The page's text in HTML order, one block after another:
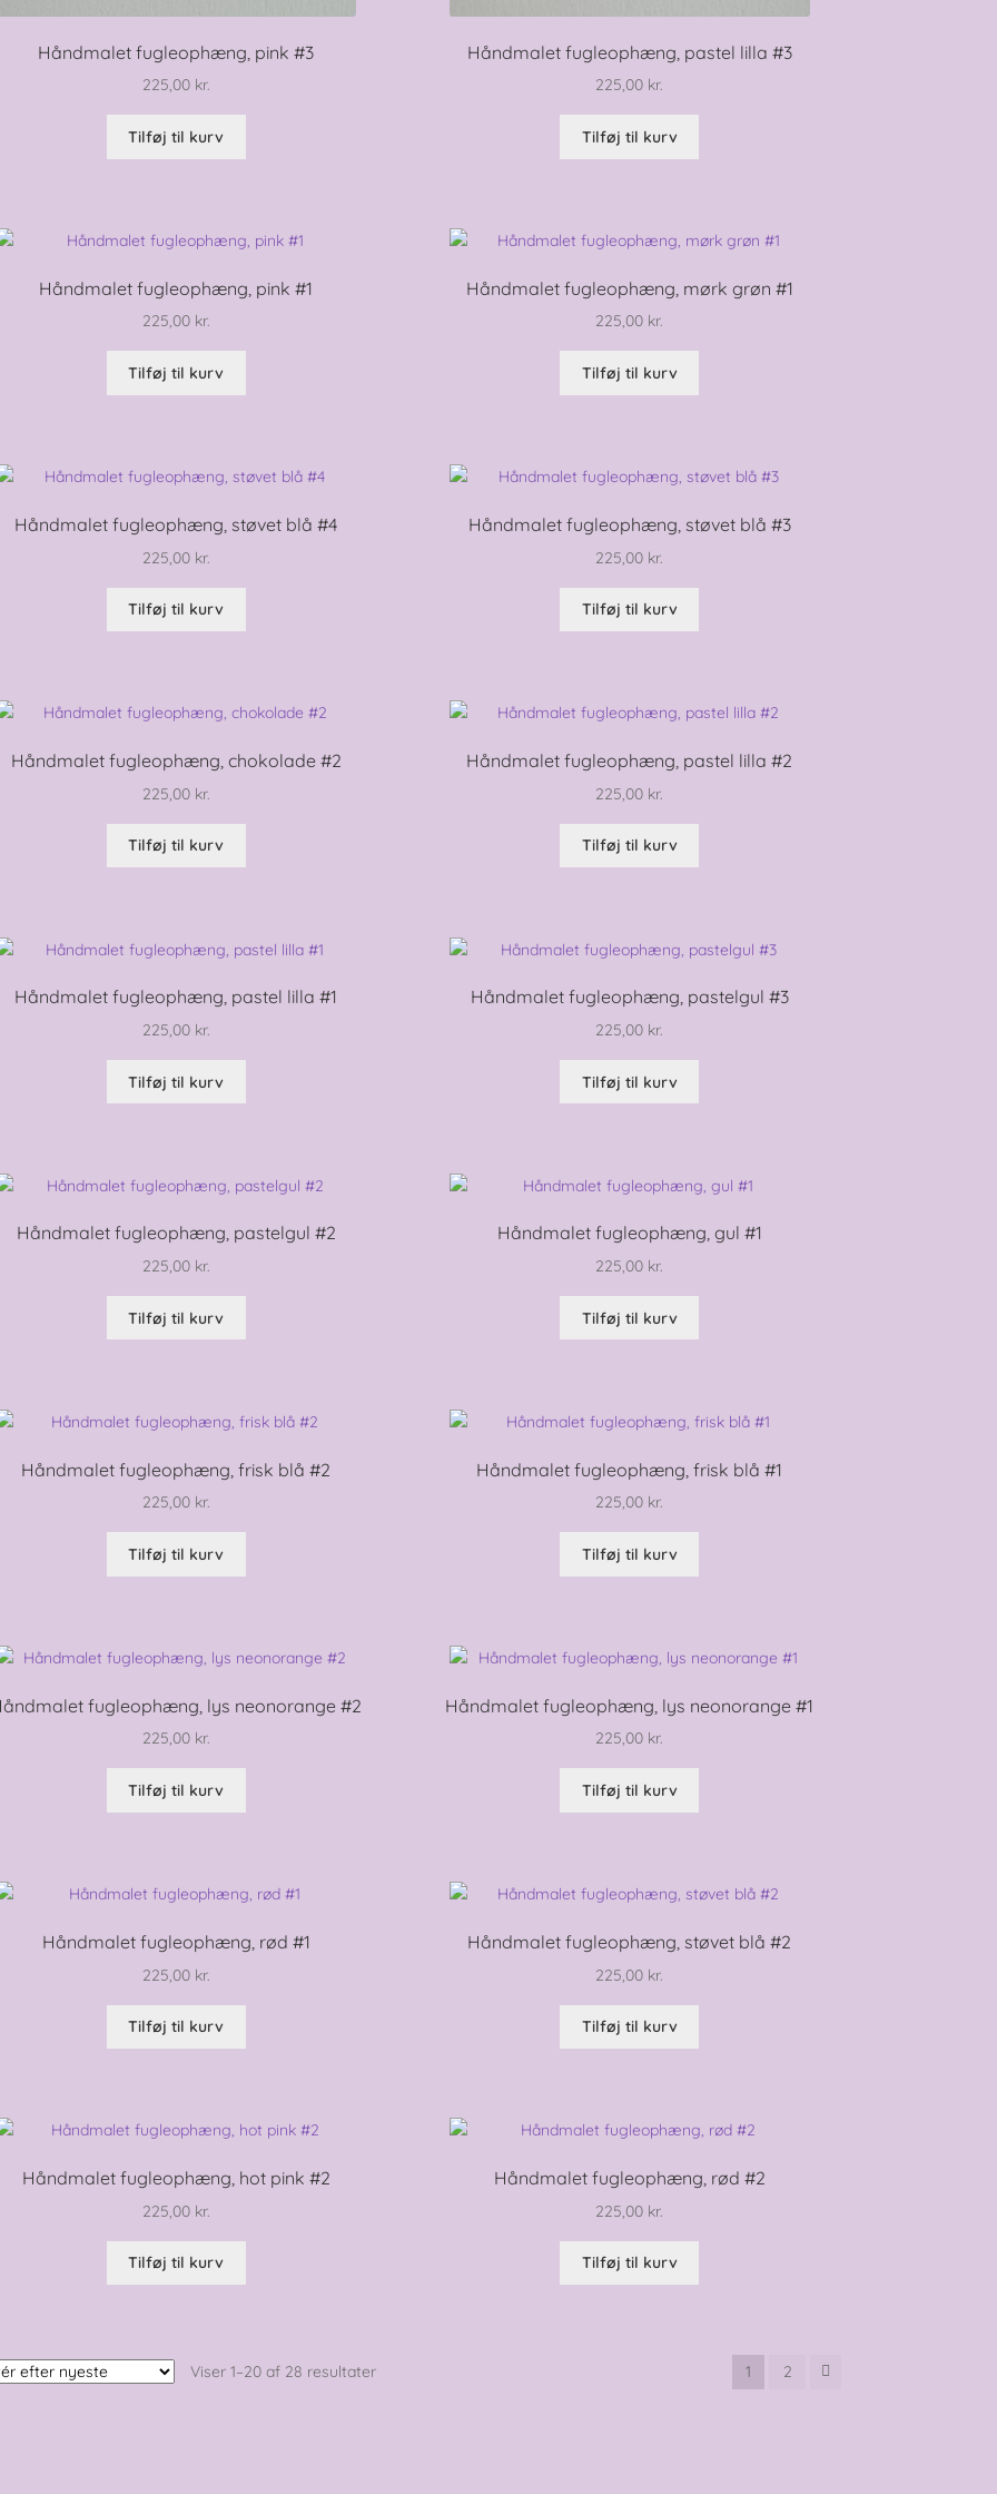
Håndmalet fugleophæng, pink #3
225,00 kr.
Tilføj til kurv
Håndmalet fugleophæng, pastel lilla #3
225,00 kr.
Tilføj til kurv
Håndmalet fugleophæng, pink #1
225,00 kr.
Tilføj til kurv
Håndmalet fugleophæng, mørk grøn #1
225,00 kr.
Tilføj til kurv
Håndmalet fugleophæng, støvet blå #4
225,00 kr.
Tilføj til kurv
Håndmalet fugleophæng, støvet blå #3
225,00 kr.
Tilføj til kurv
Håndmalet fugleophæng, chokolade #2
225,00 kr.
Tilføj til kurv
Håndmalet fugleophæng, pastel lilla #2
225,00 kr.
Tilføj til kurv
Håndmalet fugleophæng, pastel lilla #1
225,00 kr.
Tilføj til kurv
Håndmalet fugleophæng, pastelgul #3
225,00 kr.
Tilføj til kurv
Håndmalet fugleophæng, pastelgul #2
225,00 kr.
Tilføj til kurv
Håndmalet fugleophæng, gul #1
225,00 kr.
Tilføj til kurv
Håndmalet fugleophæng, frisk blå #2
225,00 kr.
Tilføj til kurv
Håndmalet fugleophæng, frisk blå #1
225,00 kr.
Tilføj til kurv
fugleophæng, lys neonorange #2
225,00 kr.
Tilføj til kurv
Håndmalet fugleophæng, lys neonorange #1
225,00 kr.
Tilføj til kurv
Håndmalet fugleophæng, rød #1
225,00 kr.
Tilføj til kurv
Håndmalet fugleophæng, støvet blå #2
225,00 kr.
Tilføj til kurv
Håndmalet fugleophæng, hot pink #2
225,00 kr.
Tilføj til kurv
Håndmalet fugleophæng, rød #2
225,00 kr.
Tilføj til kurv
Viser 1–20 af 28 resultaterSorteret
1 2